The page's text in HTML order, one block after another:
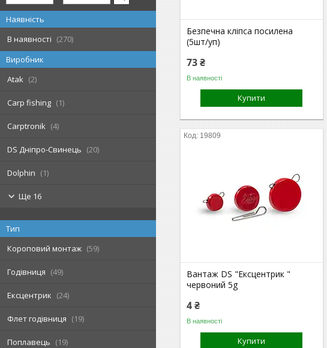
Наявність
В наявності
270
Виробник
Atak
2
Carp fishing 1
Carptronik 4
DS Дніпро-Свинець 20
Dolphin 1
Ще 16
Тип
Короповий монтаж
59
Годівниця 49
Ексцентрик 24
Флет годівниця 19
Поплавець 19
Безпечна кліпса посилена
(5шт/уп)
73 ₴
В наявності
Купити
19809
Вантаж DS "Ексцентрик "
червоний 5g
4 ₴
В наявності
Купити